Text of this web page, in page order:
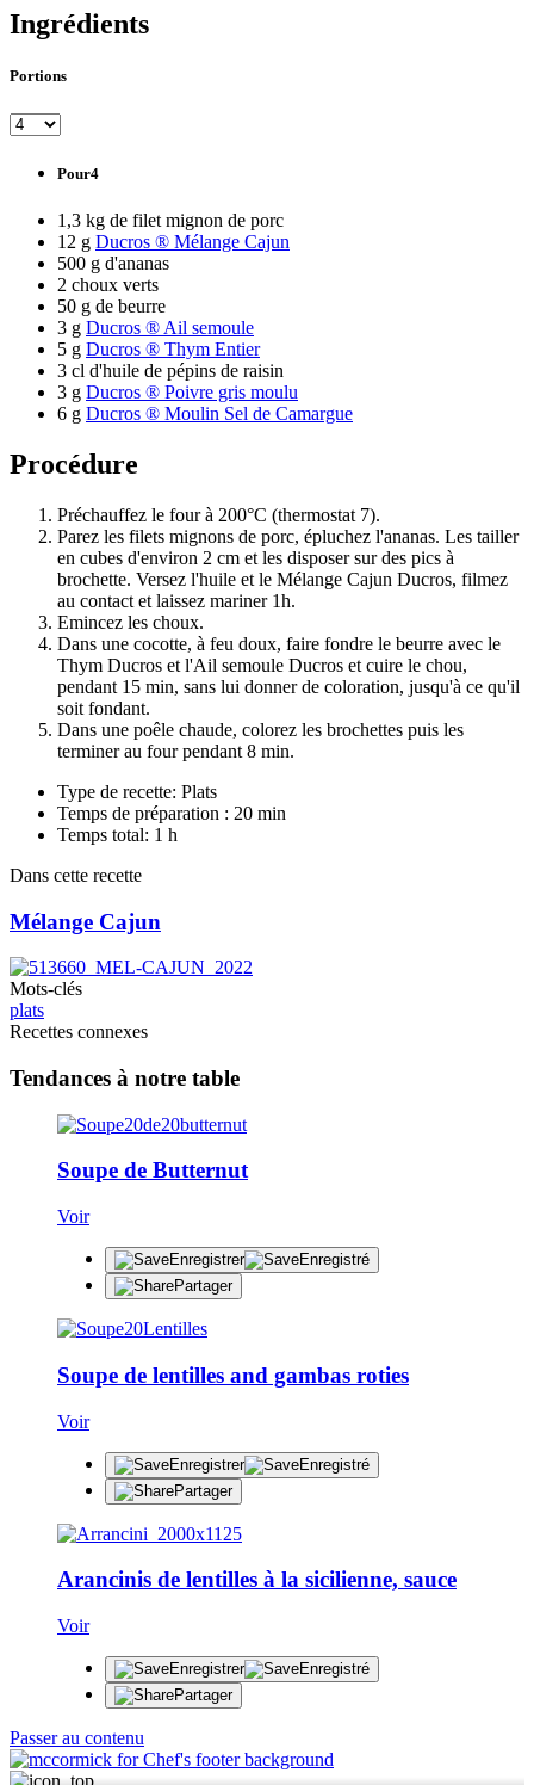
Ingrédients
Portions
Pour4
1,3 kg de filet mignon de porc
12 g Ducros ® Mélange Cajun
500 g d'ananas
2 choux verts
50 g de beurre
3 g Ducros ® Ail semoule
5 g Ducros ® Thym Entier
3 cl d'huile de pépins de raisin
3 g Ducros ® Poivre gris moulu
6 g Ducros ® Moulin Sel de Camargue
Procédure
Préchauffez le four à 200°C (thermostat 7).
Parez les filets mignons de porc, épluchez l'ananas. Les tailler
en cubes d'environ 2 cm et les disposer sur des pics à
brochette. Versez l'huile et le Mélange Cajun Ducros, filmez
au contact et laissez mariner 1h.
Emincez les choux.
Dans une cocotte, à feu doux, faire fondre le beurre avec le
Thym Ducros et l'Ail semoule Ducros et cuire le chou,
pendant 15 min, sans lui donner de coloration, jusqu'à ce qu'il
soit fondant.
Dans une poêle chaude, colorez les brochettes puis les
terminer au four pendant 8 min.
Type de recette: Plats
Temps de préparation : 20 min
Temps total: 1 h
Dans cette recette
Mélange Cajun
Mots-clés
plats
Recettes connexes
Tendances à notre table
Soupe de Butternut
Voir
Enregistrer
Enregistré
Partager
Soupe de lentilles and gambas roties
Voir
Enregistrer
Enregistré
Partager
Arancinis de lentilles à la sicilienne, sauce
Voir
Enregistrer
Enregistré
Partager
Passer au contenu